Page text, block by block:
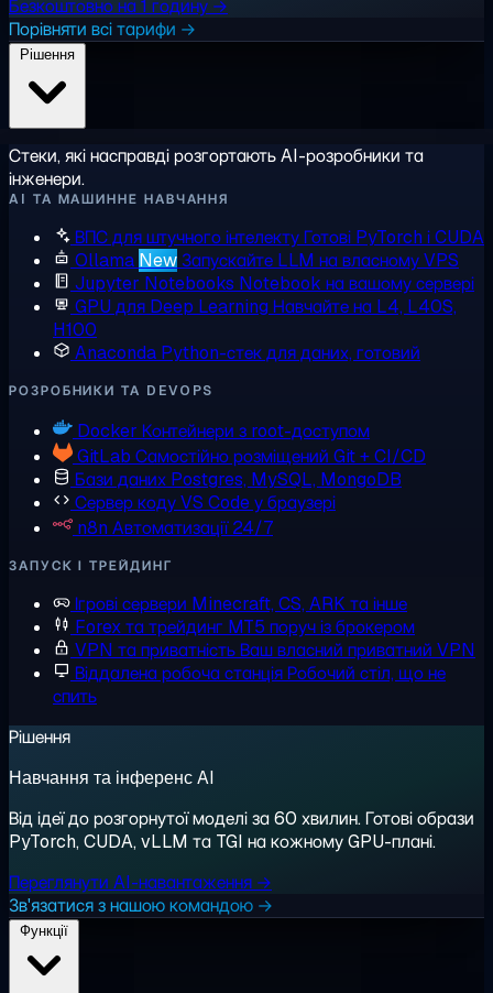
Безкоштовно на 1 годину →
Порівняти всі тарифи →
Стеки, які насправді розгортають AI-розробники та
інженери.
AI ТА МАШИННЕ НАВЧАННЯ
ВПС для штучного інтелектуГотові PyTorch і CUDA
Ollama NewЗапускайте LLM на власному VPS
Jupyter Notebooks Notebook на вашому сервері
GPU для Deep Learning Навчайте на L4, L40S,
H100
Anaconda Python-стек для даних, готовий
РОЗРОБНИКИ ТА DEVOPS
Docker Контейнери з root-доступом
GitLab Самостійно розміщений Git + CI/CD
Бази даних Postgres, MySQL, MongoDB
Сервер кодуVS Code у браузері
n8n Автоматизації 24/7
ЗАПУСК І ТРЕЙДИНГ
Ігрові сервери Minecraft, CS, ARK та інше
Forex та трейдинг MT5 поруч із брокером
VPN та приватністьВаш власний приватний VPN
Віддалена робоча станціяРобочий стіл, що не
спить
Рішення
Навчання та інференс AI
Від ідеї до розгорнутої моделі за 60 хвилин. Готові образи
PyTorch, CUDA, vLLM та TGI на кожному GPU-плані.
Переглянути AI-навантаження →
Зв'язатися з нашою командою →